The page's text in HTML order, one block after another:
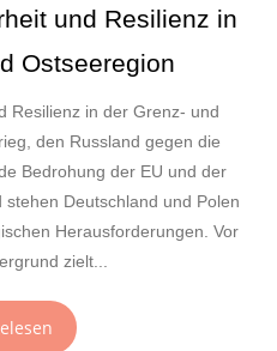
und Resilienz in
Ostseeregion
Resilienz in der Grenz- und
den Russland gegen die
Bedrohung der EU und der
Deutschland und Polen
Herausforderungen. Vor
zielt...